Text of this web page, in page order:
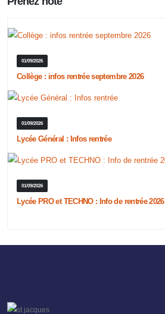
01/09/2026
Collège : infos rentrée septembre 2026
01/09/2026
Lycée Général : Infos rentrée
01/09/2026
Lycée PRO et TECHNO : Info de rentrée 2026